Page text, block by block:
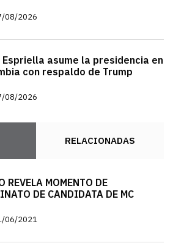
08/2026
Espriella asume la presidencia en
con respaldo de Trump
08/2026
RELACIONADAS
REVELA MOMENTO DE
DE CANDIDATA DE MC
06/2021